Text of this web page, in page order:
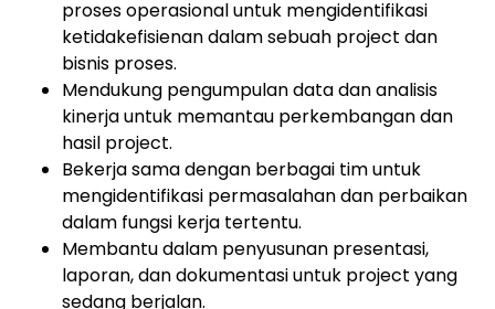
proses operasional untuk mengidentifikasi
ketidakefisienan dalam sebuah project dan
bisnis proses.
Mendukung pengumpulan data dan analisis
kinerja untuk memantau perkembangan dan
hasil project.
Bekerja sama dengan berbagai tim untuk
mengidentifikasi permasalahan dan perbaikan
dalam fungsi kerja tertentu.
Membantu dalam penyusunan presentasi,
laporan, dan dokumentasi untuk project yang
sedang berjalan.